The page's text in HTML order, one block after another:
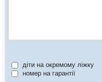
діти на окремому ліжку
номер на гарантії